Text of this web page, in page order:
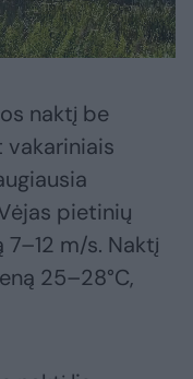
naktį be
vakariniais
pietinių
m/s. Naktį
25–28°C,